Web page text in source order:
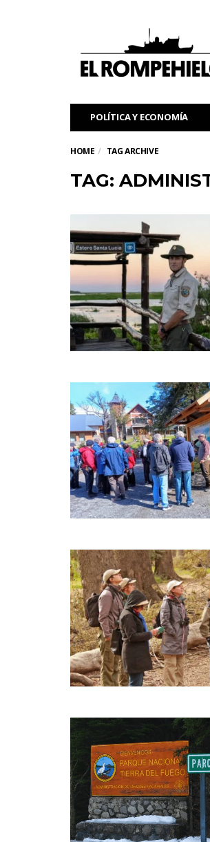
POLÍTICA Y ECONOMÍA
HOME TAG ARCHIVE
TAG: